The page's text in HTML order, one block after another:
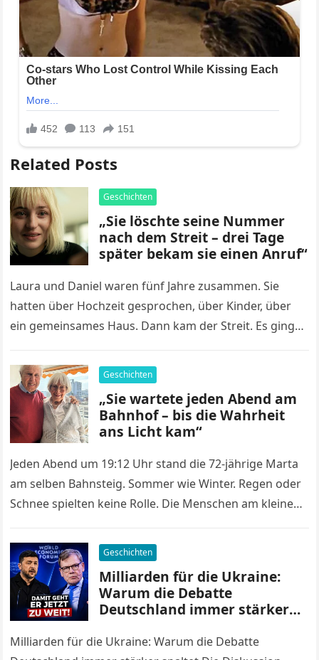
Related Posts
Geschichten
„Sie löschte seine Nummer
nach dem Streit – drei Tage
später bekam sie einen Anruf“
Laura und Daniel waren fünf Jahre zusammen. Sie
hatten über Hochzeit gesprochen, über Kinder, über
ein gemeinsames Haus. Dann kam der Streit. Es ging
Geschichten
„Sie wartete jeden Abend am
Bahnhof – bis die Wahrheit
ans Licht kam“
Jeden Abend um 19:12 Uhr stand die 72-jährige Marta
am selben Bahnsteig. Sommer wie Winter. Regen oder
Schnee spielten keine Rolle. Die Menschen am kleinen
Geschichten
Milliarden für die Ukraine:
Warum die Debatte
Deutschland immer stärker
Milliarden für die Ukraine: Warum die Debatte